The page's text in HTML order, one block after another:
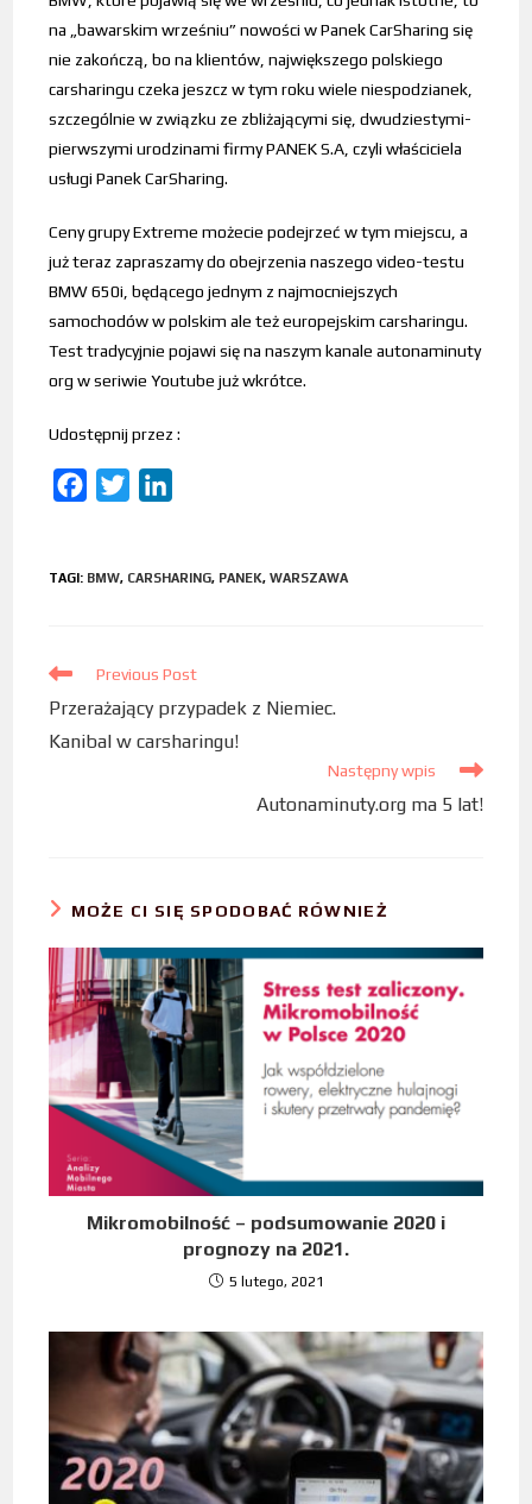
na „bawarskim wrześniu” nowości w Panek CarSharing się
nie zakończą, bo na klientów, największego polskiego
carsharingu czeka jeszcz w tym roku wiele niespodzianek,
szczególnie w związku ze zbliżającymi się, dwudziestymi-
pierwszymi urodzinami firmy PANEK S.A, czyli właściciela
usługi Panek CarSharing.
Ceny grupy Extreme możecie podejrzeć w tym miejscu, a
już teraz zapraszamy do obejrzenia naszego video-testu
BMW 650i, będącego jednym z najmocniejszych
samochodów w polskim ale też europejskim carsharingu.
Test tradycyjnie pojawi się na naszym kanale autonaminuty
org w seriwie Youtube już wkrótce.
Udostępnij przez :
e
o
k
t
r
k
I
n
TAGI: BMW, CARSHARING, PANEK, WARSZAWA
Previous Post
Przerażający przypadek z Niemiec.
Kanibal w carsharingu!
Następny wpis
Autonaminuty.org ma 5 lat!
MOŻE CI SIĘ SPODOBAĆ RÓWNIEŻ
Mikromobilność – podsumowanie 2020 i
prognozy na 2021.
5 lutego, 2021